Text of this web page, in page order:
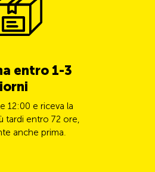
entro 1-3
12:00 e riceva la
tardi entro 72 ore,
anche prima.